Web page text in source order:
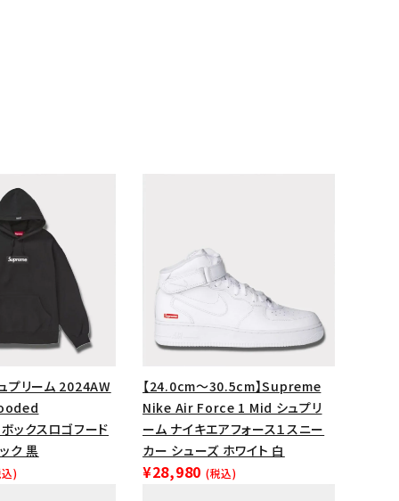
ドから探す
プ・ハット
ー・ウエストバッグ
プリーム 2024AW
クスロゴフード
ク 黒
)
【24.0cm～30.5cm】Supreme
Nike Air Force 1 Mid シュプリ
ーム ナイキエアフォース１スニー
カー シューズ ホワイト 白
¥28,980 (税込)